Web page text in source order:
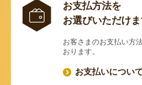
お支払方法を
お選びいただけ
お客さまのお支払い方
おります。
お支払いについて